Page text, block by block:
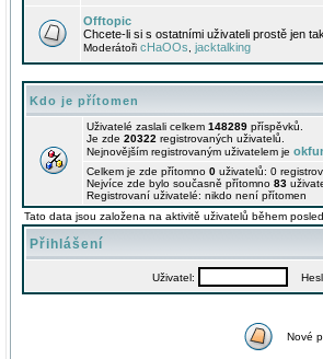
Offtopic
Chcete-li si s ostatními uživateli prostě jen
Moderátoři cHaOOs jacktalking
Kdo je přítomen
Uživatelé zaslali celkem 148289 příspěvků.
Je zde 20322 registrovaných uživatelů.
Nejnovějším registrovaným uživatelem je
Celkem je zde přítomno 0 uživatelů: 0
Nejvíce zde bylo současně přítomno 83
Registrovaní uživatelé: nikdo není přítomen
Tato data jsou založena na aktivitě uživatelů během
Přihlášení
Uživatel:
Nové